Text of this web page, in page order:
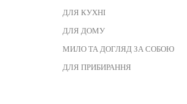
ДЛЯ КУХНІ
ДЛЯ ДОМУ
МИЛО ТА ДОГЛЯД ЗА СОБОЮ
ДЛЯ ПРИБИРАННЯ